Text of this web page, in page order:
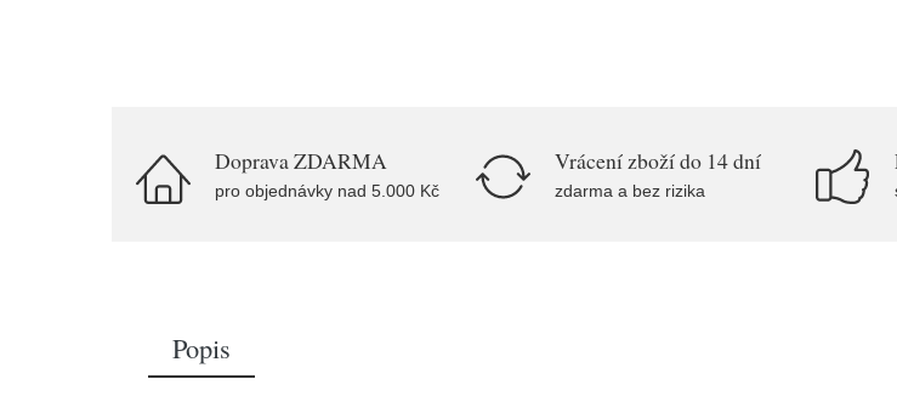
Doprava ZDARMA
pro objednávky nad 5.000 Kč
Vrácení zboží do 14 dní
zdarma a bez rizika
Popis